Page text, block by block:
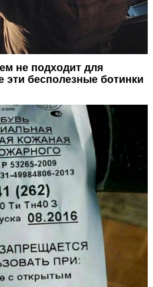
не подходит для
эти бесполезные ботинки